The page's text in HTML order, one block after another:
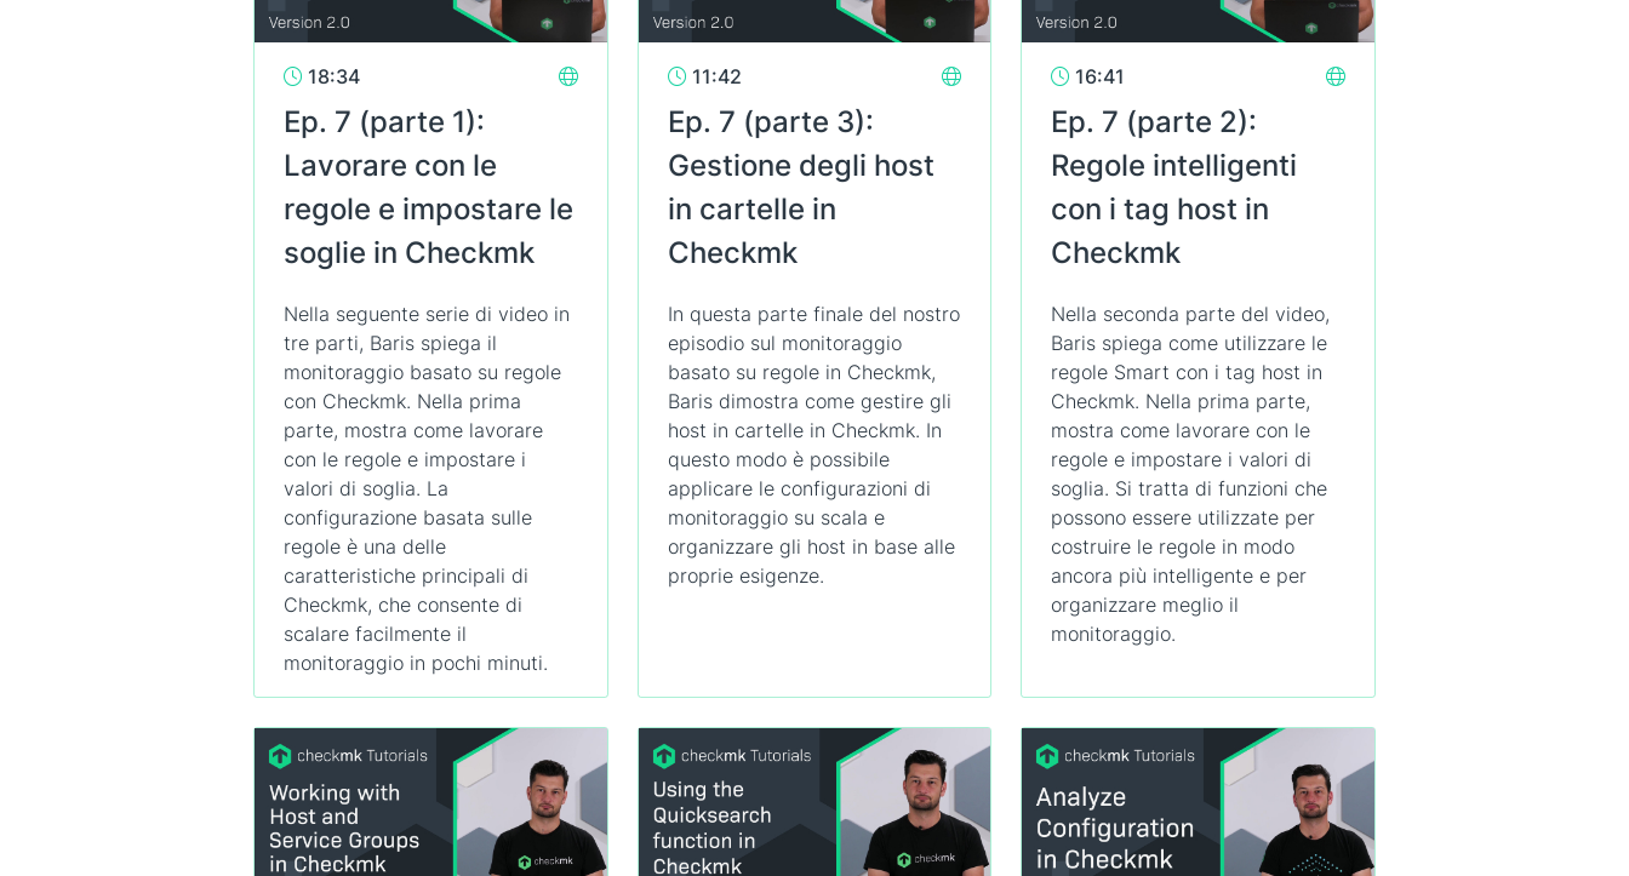
18:34
Ep. 7 (parte 1):
Lavorare con le
regole e impostare le
soglie in Checkmk
Nella seguente serie di video in
tre parti, Baris spiega il
monitoraggio basato su regole
con Checkmk. Nella prima
parte, mostra come lavorare
con le regole e impostare i
valori di soglia. La
configurazione basata sulle
regole è una delle
caratteristiche principali di
Checkmk, che consente di
scalare facilmente il
monitoraggio in pochi minuti.
11:42
Ep. 7 (parte 3):
Gestione degli host
in cartelle in
Checkmk
In questa parte finale del nostro
episodio sul monitoraggio
basato su regole in Checkmk,
Baris dimostra come gestire gli
host in cartelle in Checkmk. In
questo modo è possibile
applicare le configurazioni di
monitoraggio su scala e
organizzare gli host in base alle
proprie esigenze.
16:41
Ep. 7 (parte 2):
Regole intelligenti
con i tag host in
Checkmk
Nella seconda parte del video,
Baris spiega come utilizzare le
regole Smart con i tag host in
Checkmk. Nella prima parte,
mostra come lavorare con le
regole e impostare i valori di
soglia. Si tratta di funzioni che
possono essere utilizzate per
costruire le regole in modo
ancora più intelligente e per
organizzare meglio il
monitoraggio.